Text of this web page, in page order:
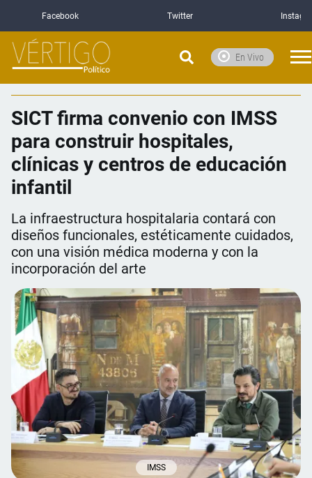
Facebook Twitter
En Vivo
SICT firma convenio con IMSS
para construir hospitales,
clínicas y centros de educación
infantil
La infraestructura hospitalaria contará con
diseños funcionales, estéticamente cuidados,
con una visión médica moderna y con la
incorporación del arte
IMSS